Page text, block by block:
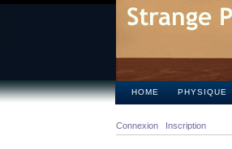
HOME PHYSIQUE
Connexion Inscription